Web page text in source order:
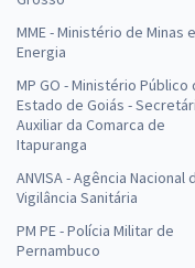
MME - Ministério de Minas e
Energia
MP GO - Ministério Público
Estado de Goiás -
Auxiliar da Comarca de
Itapuranga
ANVISA - Agência Nacional
Vigilância Sanitária
PM PE - Polícia Militar de
Pernambuco